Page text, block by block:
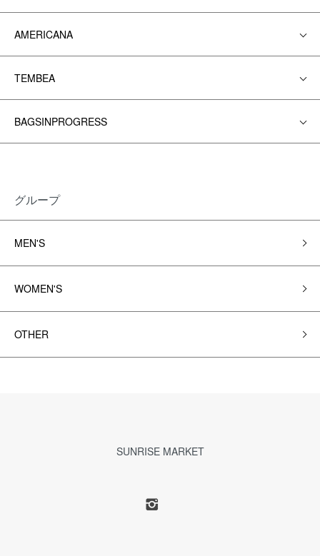
AMERICANA
TEMBEA
BAGSINPROGRESS
グループ
MEN'S
WOMEN'S
OTHER
SUNRISE MARKET